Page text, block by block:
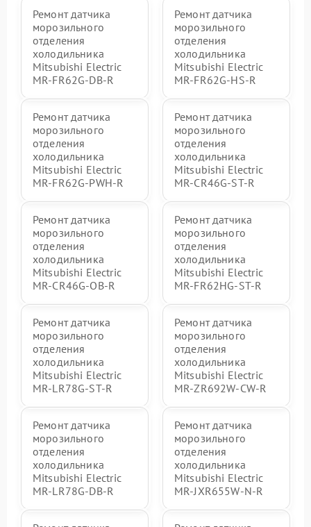
Ремонт датчика
морозильного
отделения
холодильника
Mitsubishi Electric
MR-FR62G-DB-R
Ремонт датчика
морозильного
отделения
холодильника
Mitsubishi Electric
MR-FR62G-HS-R
Ремонт датчика
морозильного
отделения
холодильника
Mitsubishi Electric
MR-FR62G-PWH-R
Ремонт датчика
морозильного
отделения
холодильника
Mitsubishi Electric
MR-CR46G-ST-R
Ремонт датчика
морозильного
отделения
холодильника
Mitsubishi Electric
MR-CR46G-OB-R
Ремонт датчика
морозильного
отделения
холодильника
Mitsubishi Electric
MR-FR62HG-ST-R
Ремонт датчика
морозильного
отделения
холодильника
Mitsubishi Electric
MR-LR78G-ST-R
Ремонт датчика
морозильного
отделения
холодильника
Mitsubishi Electric
MR-ZR692W-CW-R
Ремонт датчика
морозильного
отделения
холодильника
Mitsubishi Electric
MR-LR78G-DB-R
Ремонт датчика
морозильного
отделения
холодильника
Mitsubishi Electric
MR-JXR655W-N-R